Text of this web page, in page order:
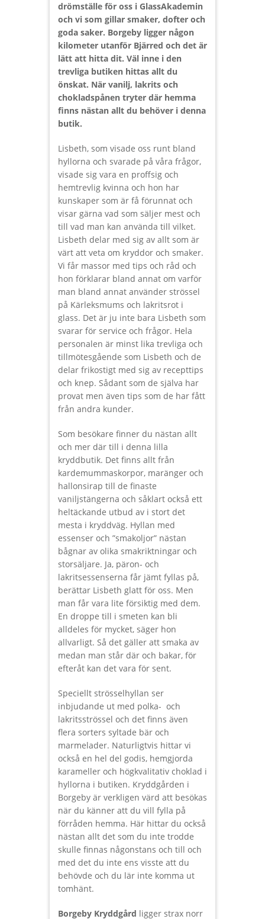
drömställe för oss i GlassAkademin
och vi som gillar smaker, dofter och
goda saker. Borgeby ligger någon
kilometer utanför Bjärred och det är
lätt att hitta dit. Väl inne i den
trevliga butiken hittas allt du
önskat. När vanilj, lakrits och
chokladspånen tryter där hemma
finns nästan allt du behöver i denna
butik.
Lisbeth, som visade oss runt bland
hyllorna och svarade på våra frågor,
visade sig vara en proffsig och
hemtrevlig kvinna och hon har
kunskaper som är få förunnat och
visar gärna vad som säljer mest och
till vad man kan använda till vilket.
Lisbeth delar med sig av allt som är
värt att veta om kryddor och smaker.
Vi får massor med tips och råd och
hon förklarar bland annat om varför
man bland annat använder strössel
på Kärleksmums och lakritsrot i
glass. Det är ju inte bara Lisbeth som
svarar för service och frågor. Hela
personalen är minst lika trevliga och
tillmötesgående som Lisbeth och de
delar frikostigt med sig av recepttips
och knep. Sådant som de själva har
provat men även tips som de har fått
från andra kunder.
Som besökare finner du nästan allt
och mer där till i denna lilla
kryddbutik. Det finns allt från
kardemummaskorpor, maränger och
hallonsirap till de finaste
vaniljstängerna och såklart också ett
heltäckande utbud av i stort det
mesta i kryddväg. Hyllan med
essenser och ”smakoljor” nästan
bågnar av olika smakriktningar och
storsäljare. Ja, päron- och
lakritsessenserna får jämt fyllas på,
berättar Lisbeth glatt för oss. Men
man får vara lite försiktig med dem.
En droppe till i smeten kan bli
alldeles för mycket, säger hon
allvarligt. Så det gäller att smaka av
medan man står där och bakar, för
efteråt kan det vara för sent.
Speciellt strösselhyllan ser
inbjudande ut med polka- och
lakritsströssel och det finns även
flera sorters syltade bär och
marmelader. Naturligtvis hittar vi
också en hel del godis, hemgjorda
karameller och högkvalitativ choklad i
hyllorna i butiken. Kryddgården i
Borgeby är verkligen värd att besökas
när du känner att du vill fylla på
förråden hemma. Här hittar du också
nästan allt det som du inte trodde
skulle finnas någonstans och till och
med det du inte ens visste att du
behövde och du lär inte komma ut
tomhänt.
Borgeby Kryddgård ligger strax norr